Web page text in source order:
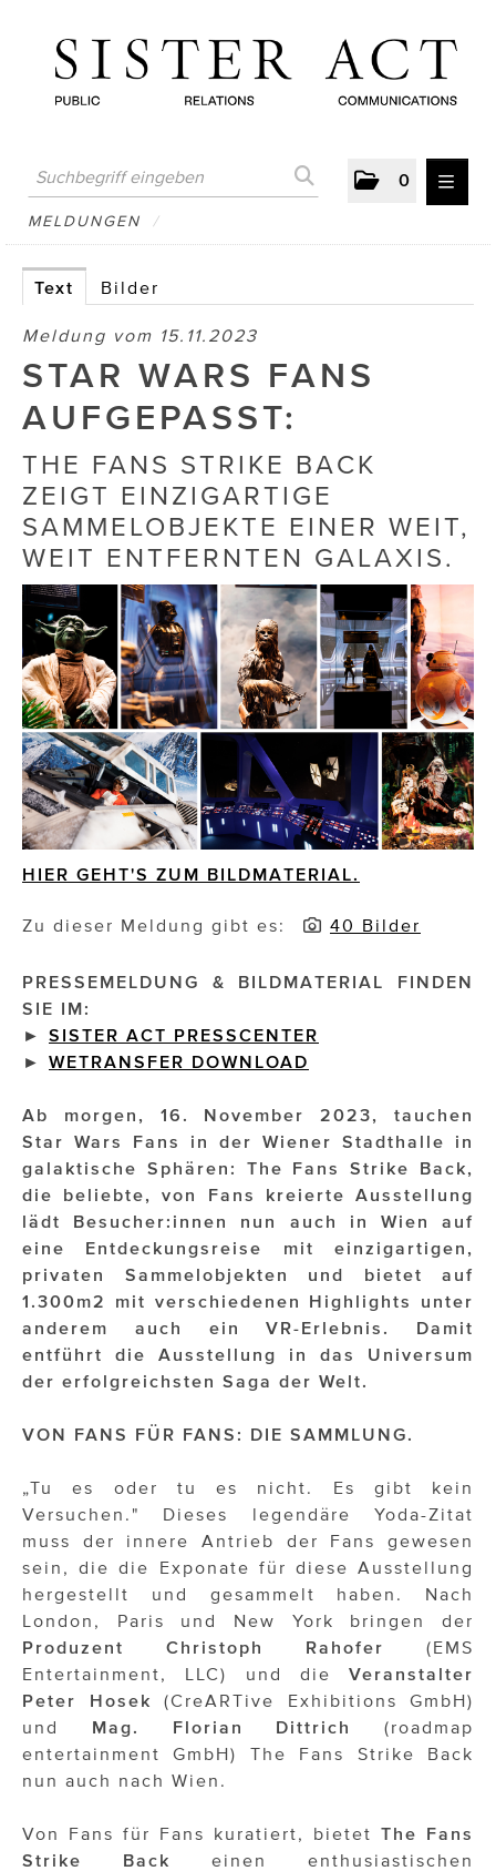
0
MELDUNGEN
AUSTRIAN PRESS DAY
ATELIER FĒ.
CUBE
Die Dudlerei
Dominic Marcus Singer
Dominique Scharax – Move Mind Breath
Dr. Albert Fuchs
Élan Flow
Foodsavers
FREIHERZ
GymBeam
Impressionisten
JUWELIER WAGNER
Magenta Telekom
Merz Aesthetics
NEVER AGE NUTRITION
Nina Kraft – Kraft Media Minds
OTTO AM DONAUKANAL
sehen!wutscher
Solid & Bold
St. Peter Stiftskulinarium
Susanne Wuest
The Budims
TOG Studio
MELDUNGEN /
Text Bilder
Meldung vom 15.11.2023
STAR WARS FANS
AUFGEPASST:
THE FANS STRIKE BACK
ZEIGT EINZIGARTIGE
SAMMELOBJEKTE EINER WEIT,
WEIT ENTFERNTEN GALAXIS.
HIER GEHT'S ZUM BILDMATERIAL.
Zu dieser Meldung gibt es: 40 Bilder
PRESSEMELDUNG & BILDMATERIAL FINDEN
SIE IM:
► SISTER ACT PRESSCENTER
► WETRANSFER DOWNLOAD
Ab morgen, 16. November 2023, tauchen
Star Wars Fans in der Wiener Stadthalle in
galaktische Sphären: The Fans Strike Back,
die beliebte, von Fans kreierte Ausstellung
lädt Besucher:innen nun auch in Wien auf
eine Entdeckungsreise mit einzigartigen,
privaten Sammelobjekten und bietet auf
1.300m2 mit verschiedenen Highlights unter
anderem auch ein VR-Erlebnis. Damit
entführt die Ausstellung in das Universum
der erfolgreichsten Saga der Welt.
VON FANS FÜR FANS: DIE SAMMLUNG.
„Tu es oder tu es nicht. Es gibt kein
Versuchen." Dieses legendäre Yoda-Zitat
muss der innere Antrieb der Fans gewesen
sein, die die Exponate für diese Ausstellung
hergestellt und gesammelt haben. Nach
London, Paris und New York bringen der
Produzent Christoph Rahofer
(EMS
Entertainment, LLC) und die Veranstalter
Peter Hosek (CreARTive Exhibitions GmbH)
und Mag. Florian Dittrich
(roadmap
entertainment GmbH) The Fans Strike Back
nun auch nach Wien.
Von Fans für Fans kuratiert, bietet The Fans
Strike Back
einen enthusiastischen